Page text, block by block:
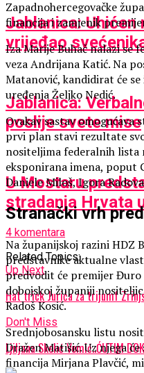
Jablanica: Uhićen
vrijeđao
Jablanica:
poslije svete mise
U Mostaru
stradanja Hrvata
4 komentara
Related Topics:
Up Next
Hat trick Jurića za trijumf
Don't Miss
Ljiljana Skelić Vemić..ĆUTIM
Zapadnohercegovačke
financija i zamjenik
Iza Marije Buhač nalazi se
veza Andrijana Katić. Na
Matanović, kandidirat će
uređenja Željko Nedić.
Ovakav sastav
prvi plan stavi rezultate
nositeljima federalnih lista
eksponirana imena, poput
Daniele Miloš, Igora
Stranački vrh
Na županijskoj razini HDZ
predstavnike aktualne
predvodit će premijer Đuro
dobojskoj županiji
Radoš Kosić.
Srednjobosansku listu
Dražen Matišić. Uz njega
financija Mirjana Plavčić,